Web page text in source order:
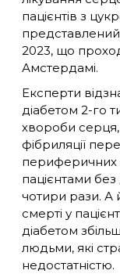
пацієнтів з
2023, що
Амстердамі.
Експерти
діабетом 2-го
хвороби серця,
фібриляції
периферичних
пацієнтами
чотири рази. А
смерті у
діабетом
людьми, які
недостатністю.